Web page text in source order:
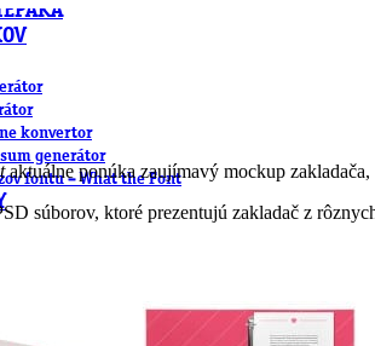
konvertor
generátor
fontu – What the Font
aktuálne ponúka zaujímavý mockup
súborov, ktoré prezentujú zakladač z